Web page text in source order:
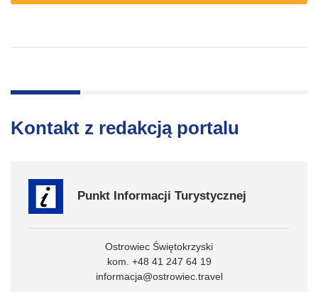
Kontakt z redakcją portalu
Punkt Informacji Turystycznej
Ostrowiec Świętokrzyski
kom. +48 41 247 64 19
informacja@ostrowiec.travel